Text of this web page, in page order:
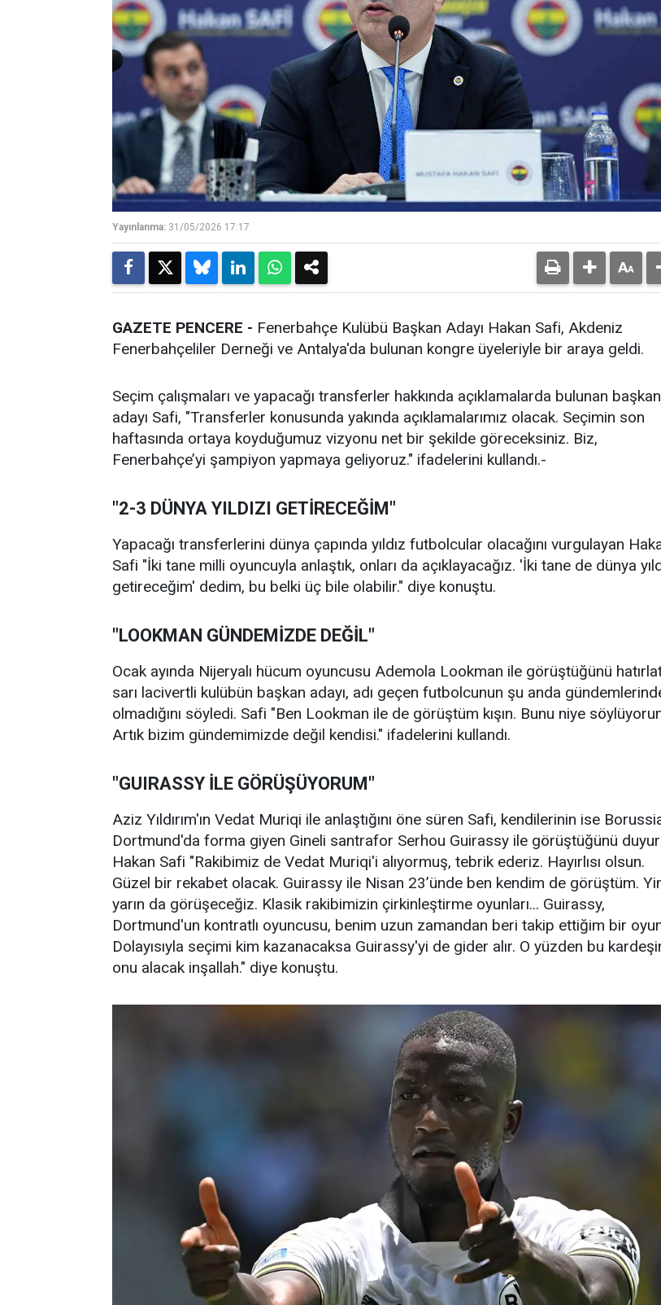
Yayınlanma: 31/05/2026 17:17
GAZETE PENCERE - Fenerbahçe Kulübü Başkan Adayı Hakan Safi, Akdeniz
Fenerbahçeliler Derneği ve Antalya'da bulunan kongre üyeleriyle bir araya geldi.
Seçim çalışmaları ve yapacağı transferler hakkında açıklamalarda bulunan başkan
adayı Safi, "Transferler konusunda yakında açıklamalarımız olacak. Seçimin son
haftasında ortaya koyduğumuz vizyonu net bir şekilde göreceksiniz. Biz,
Fenerbahçe’yi şampiyon yapmaya geliyoruz." ifadelerini kullandı.-
"2-3 DÜNYA YILDIZI GETİRECEĞİM"
Yapacağı transferlerini dünya çapında yıldız futbolcular olacağını vurgulayan
Safi "İki tane milli oyuncuyla anlaştık, onları da açıklayacağız. 'İki tane de dünya
getireceğim' dedim, bu belki üç bile olabilir." diye konuştu.
"LOOKMAN GÜNDEMİZDE DEĞİL"
Ocak ayında Nijeryalı hücum oyuncusu Ademola Lookman ile görüştüğünü
sarı lacivertli kulübün başkan adayı, adı geçen futbolcunun şu anda
olmadığını söyledi. Safi "Ben Lookman ile de görüştüm kışın. Bunu niye
Artık bizim gündemimizde değil kendisi." ifadelerini kullandı.
"GUIRASSY İLE GÖRÜŞÜYORUM"
Aziz Yıldırım'ın Vedat Muriqi ile anlaştığını öne süren Safi, kendilerinin ise
Dortmund'da forma giyen Gineli santrafor Serhou Guirassy ile görüştüğünü
Hakan Safi "Rakibimiz de Vedat Muriqi'i alıyormuş, tebrik ederiz. Hayırlısı olsun.
Güzel bir rekabet olacak. Guirassy ile Nisan 23’ünde ben kendim de görüştüm.
yarın da görüşeceğiz. Klasik rakibimizin çirkinleştirme oyunları... Guirassy,
Dortmund'un kontratlı oyuncusu, benim uzun zamandan beri takip ettiğim bir
Dolayısıyla seçimi kim kazanacaksa Guirassy'yi de gider alır. O yüzden bu
onu alacak inşallah." diye konuştu.